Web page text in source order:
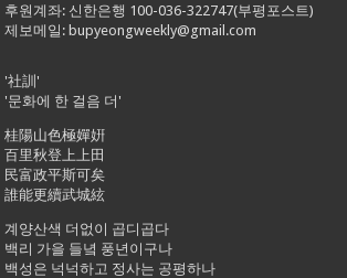
후원계좌: 신한은행 100-036-322747(부평포스트)
제보메일: bupyeongweekly@gmail.com
'社訓'
'문화에 한 걸음 더'
桂陽山色極嬋姸
百里秋登上上田
民富政平斯可矣
誰能更續武城絃
계양산색 더없이 곱디곱다
백리 가을 들녘 풍년이구나
백성은 넉넉하고 정사는 공평하나